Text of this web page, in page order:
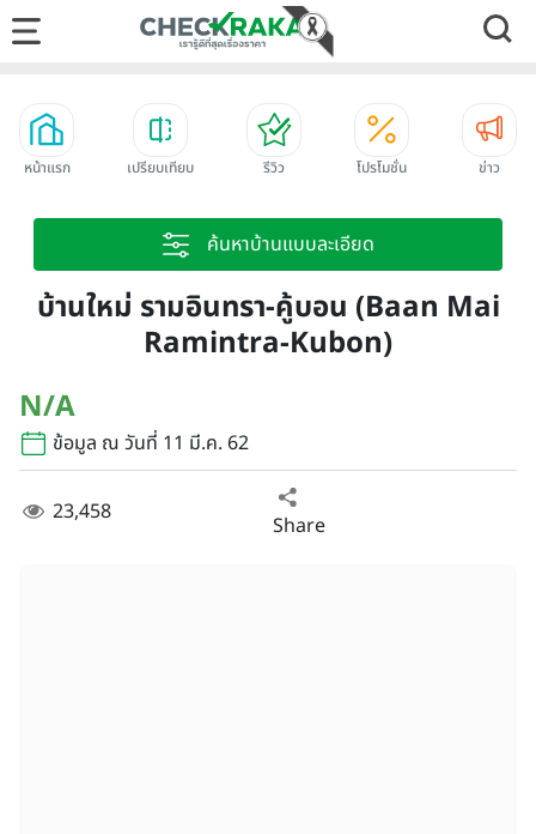
หน้าแรก เปรียบเทียบ รีวิว โปรโมชั่น ข่าว
ค้นหาบ้านแบบละเอียด
บ้านใหม่ รามอินทรา-คู้บอน (Baan Mai
Ramintra-Kubon)
N/A
ข้อมูล ณ วันที่ 11 มี.ค. 62
23,458 Share